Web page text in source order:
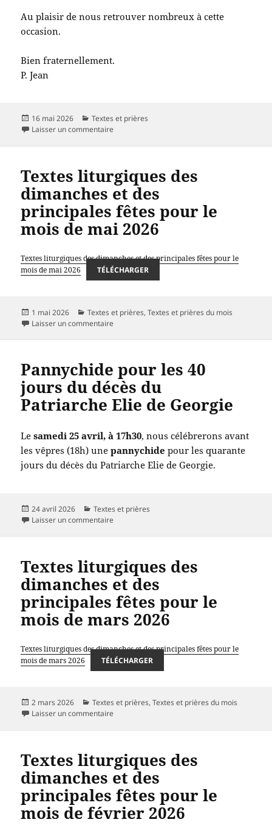
Au plaisir de nous retrouver nombreux à cette
occasion.
Bien fraternellement.
P. Jean
Publié
le
16 mai 2026 Catégories
Textes et prières
Laisser un commentairesur
Textes liturgiques des
dimanches et des
principales fêtes pour le
mois de mai 2026
Textes liturgiques des dimanches et des principales fêtes pour le
mois de mai 2026
TÉLÉCHARGER
Publié
le
1 mai 2026 Catégories
Textes et prières,Textes et prières du mois
Laisser un commentairesur Textes liturgiques des dimanches et des
Pannychide pour les 40
jours du décès du
Patriarche Elie de Georgie
Lesamedi 25 avril, à 17h30, nous célébrerons avant
les vêpres (18h) une pannychide pour les quarante
jours du décès du Patriarche Elie de Georgie.
Publié
le
24 avril 2026 Catégories
Textes et prières
Laisser un commentairesur Pannychide pour les 40 jours du décès du
Textes liturgiques des
dimanches et des
principales fêtes pour le
mois de mars 2026
Textes liturgiques des dimanches et des principales fêtes pour le
mois de mars 2026
TÉLÉCHARGER
Publié
le
2 mars 2026 Catégories
Textes et prières,Textes et prières du mois
Laisser un commentairesur Textes liturgiques des dimanches et des
Textes liturgiques des
dimanches et des
principales fêtes pour le
mois de février 2026